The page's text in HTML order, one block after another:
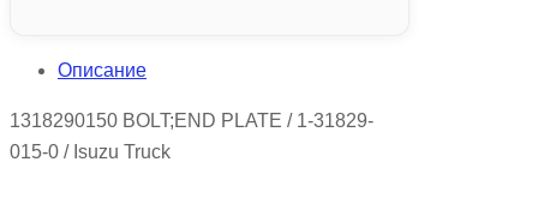
Описание
1318290150 BOLT;END PLATE / 1-31829-
015-0 / Isuzu Truck